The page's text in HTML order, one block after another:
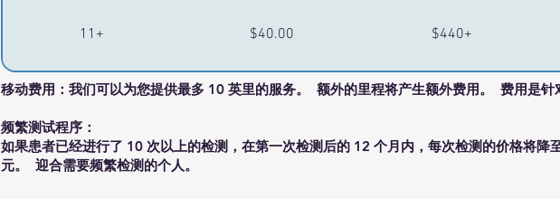
11+ $40.00 $440+
移动费用：我们可以为您提供最多 10 英里的服务。 额外的里程将产生额外费用。 费用是针
频繁测试程序：
如果患者已经进行了 10 次以上的检测，在第一次检测后的 12 个月内，每次检测的价格将降
元。 迎合需要频繁检测的个人。